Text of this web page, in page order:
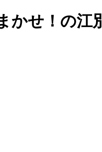
かせ！の江